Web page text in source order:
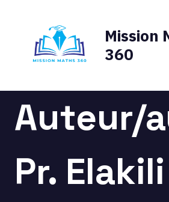
contenu
Mission
360
Auteur/
Pr.